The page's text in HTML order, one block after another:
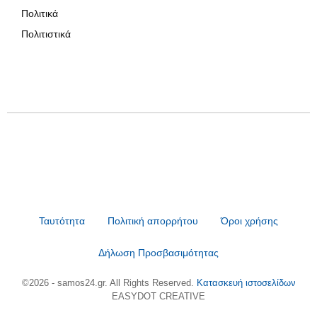
Πολιτικά
Πολιτιστικά
Ταυτότητα Πολιτική απορρήτου Όροι χρήσης
Δήλωση Προσβασιμότητας
©2026 - samos24.gr. All Rights Reserved.
Κατασκευή ιστοσελίδων
EASYDOT CREATIVE